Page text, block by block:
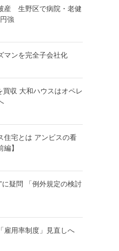
産 生野区で病院・老健
強
マンを完全子会社化
収 大和ハウスはオペレ
住宅とは アンビスの看
】
に疑問 「例外規定の検討
用率制度」見直しへ